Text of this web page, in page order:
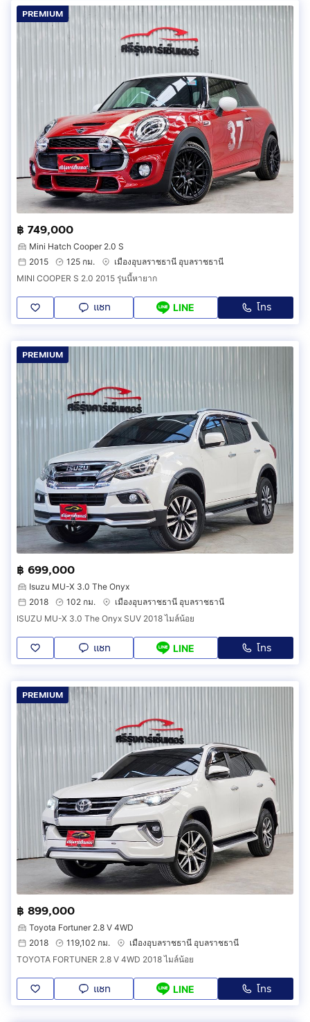
PREMIUM
฿ 749,000
Mini Hatch Cooper 2.0 S
2015
125 กม.
เมืองอุบลราชธานี อุบลราชธานี
MINI COOPER S 2.0 2015 รุ่นนี้หายาก
แชท LINE โทร
PREMIUM
฿ 699,000
Isuzu MU-X 3.0 The Onyx
2018
102 กม.
เมืองอุบลราชธานี อุบลราชธานี
ISUZU MU-X 3.0 The Onyx SUV 2018 ไมล์น้อย
แชท LINE โทร
PREMIUM
฿ 899,000
Toyota Fortuner 2.8 V 4WD
2018
119,102 กม.
เมืองอุบลราชธานี อุบลราชธานี
TOYOTA FORTUNER 2.8 V 4WD 2018 ไมล์น้อย
แชท LINE โทร